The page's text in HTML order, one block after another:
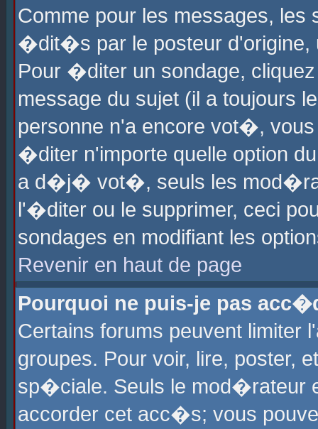
Comme pour les messages,
�dit�s par le posteur d'origine,
Pour �diter un sondage,
message du sujet (il a toujours
personne n'a encore vot�,
�diter n'importe quelle option
a d�j� vot�, seuls les
l'�diter ou le supprimer, ceci
sondages en modifiant les
Revenir en haut de page
Pourquoi ne puis-je pas
Certains forums peuvent
groupes. Pour voir, lire, poster,
sp�ciale. Seuls le mod�rateur
accorder cet acc�s; vous